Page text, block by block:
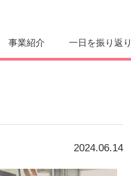
事業紹介 一日を振り返り
2024.06.14